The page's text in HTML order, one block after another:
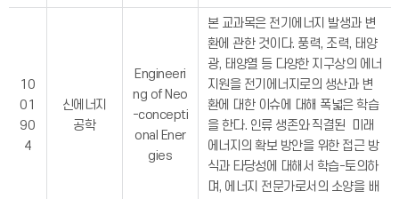
10
01
90
4
신에너지
공학
Engineeri
ng of Neo
-concepti
onal Ener
gies
본 교과목은 전기에너지 발생과 변
환에 관한 것이다. 풍력, 조력, 태양
광, 태양열 등 다양한 지구상의 에너
지원을 전기에너지로의 생산과 변
환에 대한 이슈에 대해 폭넓은 학습
을 한다. 인류 생존와 직결된 미래
에너지의 확보 방안을 위한 접근 방
식과 타당성에 대해서 학습-토의하
며, 에너지 전문가로서의 소양을 배